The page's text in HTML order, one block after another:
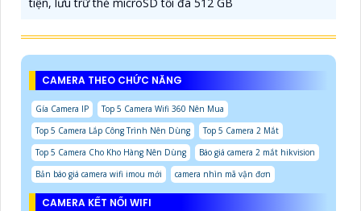
CAMERA THEO CHỨC NĂNG
Gía Camera IP
Top 5 Camera Wifi 360 Nên Mua
Top 5 Camera Lắp Công Trình Nên Dùng
Top 5 Camera 2 Mắt
Top 5 Camera Cho Kho Hàng Nên Dùng
Báo giá camera 2 mắt hikvision
Bản báo giá camera wifi imou mới
camera nhìn mã vận đơn
CAMERA KẾT NỐI WIFI